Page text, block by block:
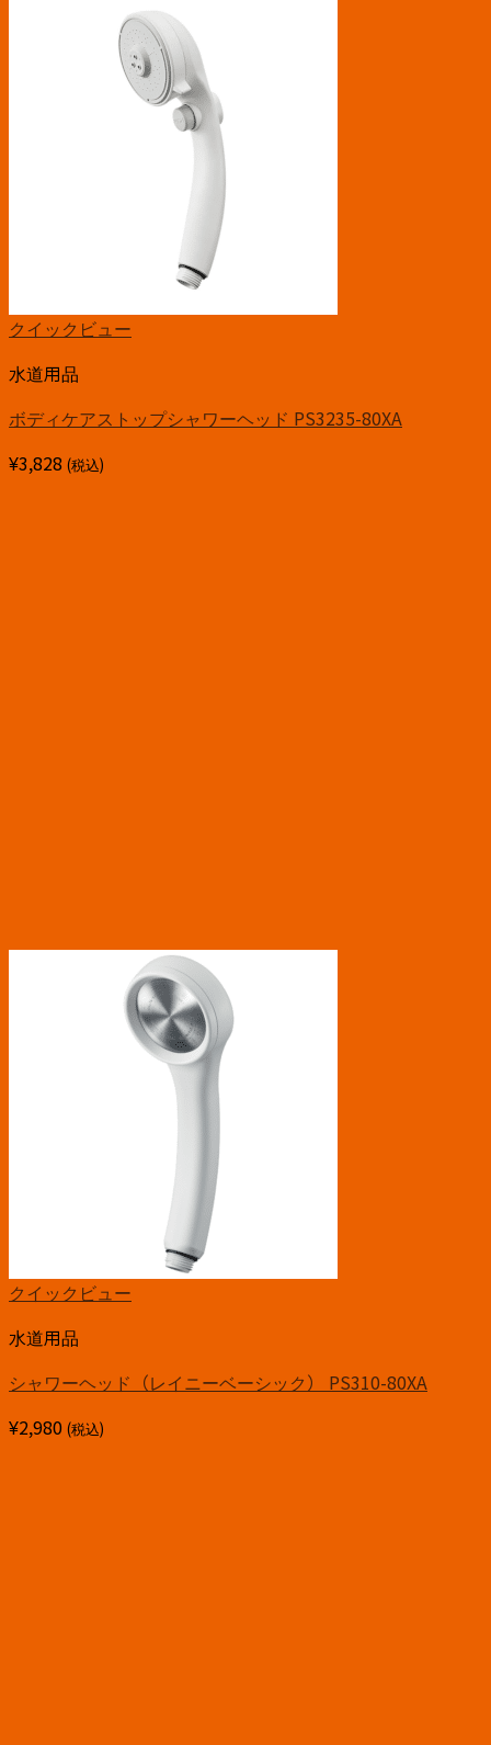
クイックビュー
水道用品
ボディケアストップシャワーヘッド PS3235-80XA
¥3,828 (税込)
クイックビュー
水道用品
シャワーヘッド（レイニーベーシック） PS310-80XA
¥2,980 (税込)